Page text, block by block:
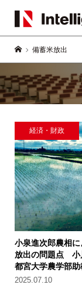
備蓄米放出
経済・財政
小泉進次郎農相
放出の問題点小
都宮大学農学部助
2025.07.10